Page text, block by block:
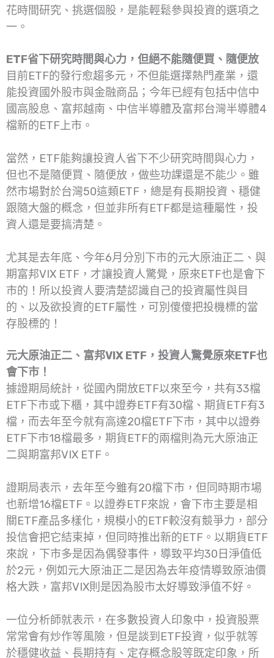
花時間研究、挑選個股，是能輕鬆參與投資的選項之
一。
ETF省下研究時間與心力，但絕不能隨便買、隨便放
目前ETF的發行愈趨多元，不但能選擇熱門產業，還
能投資國外股市與金融商品；今年已經有包括中信中
國高股息、富邦越南、中信半導體及富邦台灣半導體4
檔新的ETF上市。
當然，ETF能夠讓投資人省下不少研究時間與心力，
但也不是隨便買、隨便放，做些功課還是不能少。雖
然市場對於台灣50這類ETF，總是有長期投資、穩健
跟隨大盤的概念，但並非所有ETF都是這種屬性，投
資人還是要搞清楚。
尤其是去年底、今年6月分別下市的元大原油正二、與
期富邦VIX ETF，才讓投資人驚覺，原來ETF也是會下
市的！所以投資人要清楚認識自己的投資屬性與目
的、以及欲投資的ETF屬性，可別傻傻把投機標的當
存股標的！
元大原油正二、富邦VIX ETF，投資人驚覺原來ETF也
會下市！
據證期局統計，從國內開放ETF以來至今，共有33檔
ETF下市或下櫃，其中證券ETF有30檔、期貨ETF有3
檔，而去年至今就有高達20檔ETF下市，其中以證券
ETF下市18檔最多，期貨ETF的兩檔則為元大原油正
二與期富邦VIX ETF。
證期局表示，去年至今雖有20檔下市，但同時期市場
也新增16檔ETF。以證券ETF來說，會下市主要是相
關ETF產品多樣化，規模小的ETF較沒有競爭力，部分
投信會把它結束掉，但同時推出新的ETF。以期貨ETF
來說，下市多是因為偶發事件，導致平均30日淨值低
於2元，例如元大原油正二是因為去年疫情導致原油價
格大跌，富邦VIX則是因為股市太好導致淨值不好。
一位分析師就表示，在多數投資人印象中，投資股票
常常會有炒作等風險，但是談到ETF投資，似乎就等
於穩健收益、長期持有、定存概念股等既定印象，所